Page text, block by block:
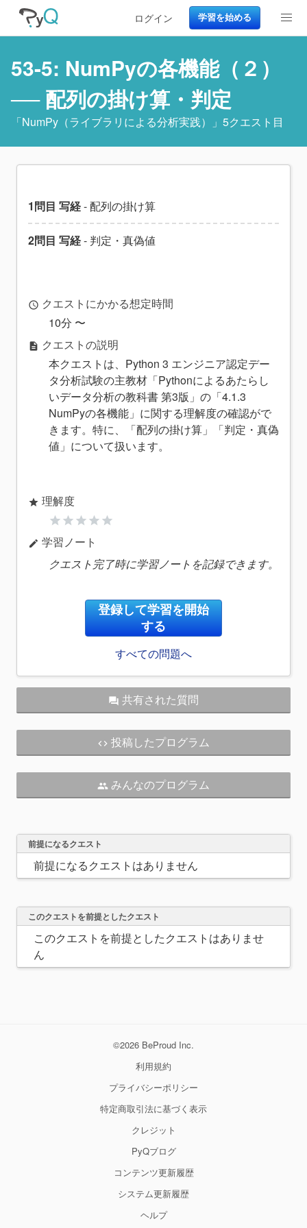
ログイン 学習を始める
53-5: NumPyの各機能（２）
── 配列の掛け算・判定
「NumPy（ライブラリによる分析実践） 」5クエスト目
1問目 写経- 配列の掛け算
2問目 写経- 判定・真偽値
access_time クエストにかかる想定時間
10分 〜
description クエストの説明
本クエストは、Python 3 エンジニア認定デー
タ分析試験の主教材「Pythonによるあたらし
いデータ分析の教科書 第3版」の「4.1.3
NumPyの各機能」に関する理解度の確認がで
きます。特に、「配列の掛け算」「判定・真偽
値」について扱います。
star 理解度
star star star star star
edit 学習ノート
クエスト完了時に学習ノートを記録できます。
登録して学習を開始
する
すべての問題へ
question_answer 共有された質問
code 投稿したプログラム
people みんなのプログラム
前提になるクエスト
前提になるクエストはありません
このクエストを前提としたクエスト
このクエストを前提としたクエストはありませ
ん
©2026 BeProud Inc.
利用規約
プライバシーポリシー
特定商取引法に基づく表示
クレジット
PyQブログ
コンテンツ更新履歴
システム更新履歴
ヘルプ